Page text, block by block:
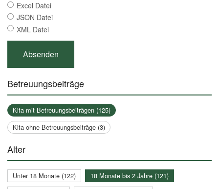
Excel Datei
JSON Datei
XML Datei
Betreuungsbeiträge
Kita mit Betreuungsbeiträgen (125)
Kita ohne Betreuungsbeiträge (3)
Alter
Unter 18 Monate (122)
18 Monate bis 2 Jahre (121)